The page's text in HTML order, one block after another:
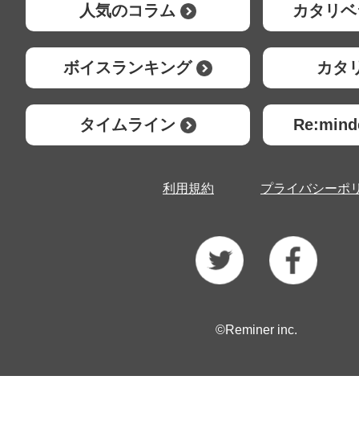
人気のコラム カタリ
ボイスランキング カタ
タイムライン
利用規約 プライバシーポ
©Reminer inc.